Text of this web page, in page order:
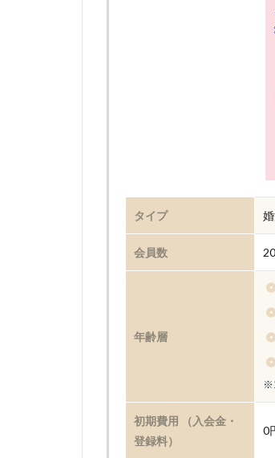
タイプ
会員数
年齢層
初期費用 （入会金・
登録料）
0